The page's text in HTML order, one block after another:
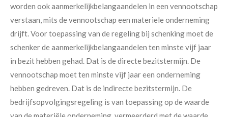
worden ook aanmerkelijkbelangaandelen in een vennootschap
verstaan, mits de vennootschap een materiele onderneming
drijft. Voor toepassing van de regeling bij schenking moet de
schenker de aanmerkelijkbelangaandelen ten minste vijf jaar
in bezit hebben gehad. Dat is de directe bezitstermijn. De
vennootschap moet ten minste vijf jaar een onderneming
hebben gedreven. Dat is de indirecte bezitstermijn. De
bedrijfsopvolgingsregeling is van toepassing op de waarde